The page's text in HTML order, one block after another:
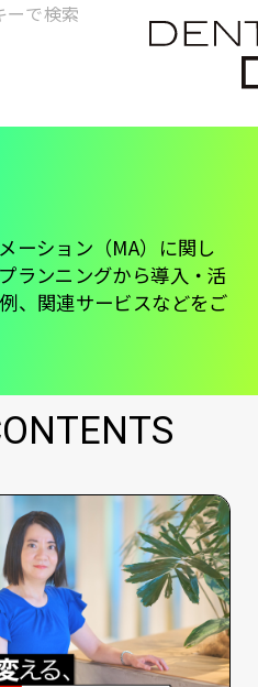
検
索
ーション（MA）に関し
ランニングから導入・活
、関連サービスなどをご